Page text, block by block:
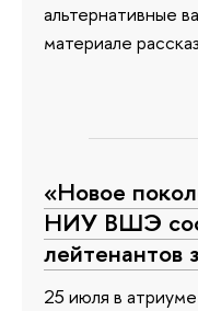
альтернативные
материале
«Новое
НИУ ВШЭ
лейтенантов
25 июля в